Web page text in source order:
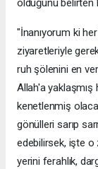
olduğunu belirten
"İnanıyorum ki
ziyaretleriyle
ruh şölenini en
Allah'a yaklaşmış
kenetlenmiş
gönülleri sarıp
edebilirsek, işte o
yerini ferahlık,